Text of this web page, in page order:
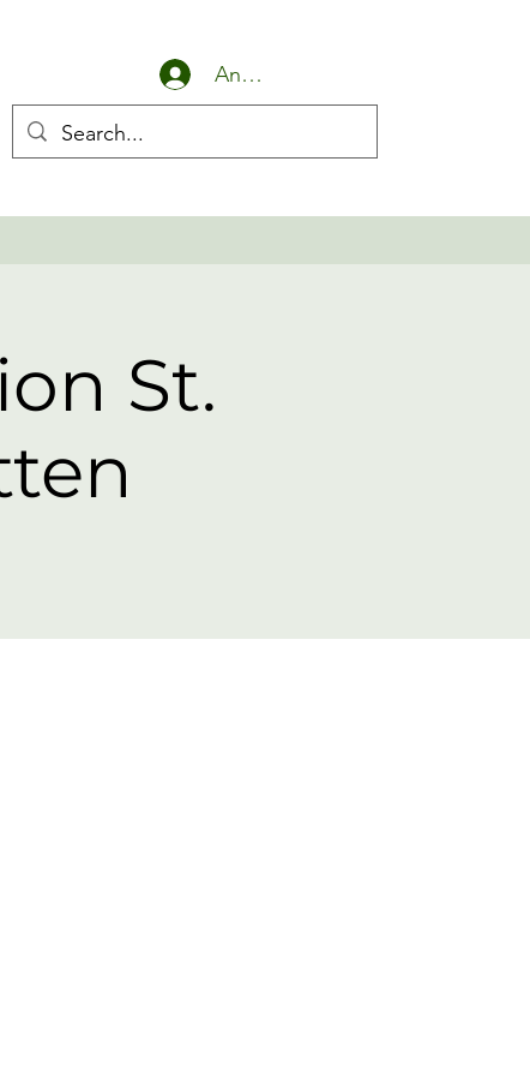
Anmelden
St.